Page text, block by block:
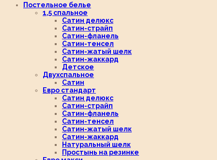
Постельное белье
1,5 спальное
Сатин делюкс
Сатин-страйп
Сатин-фланель
Сатин-тенсел
Сатин-жатый шелк
Сатин-жаккард
Детское
Двухспальное
Сатин
Евро стандарт
Сатин делюкс
Сатин-страйп
Сатин-фланель
Сатин-тенсел
Сатин-жатый шелк
Сатин-жаккард
Натуральный шелк
Простынь на резинке